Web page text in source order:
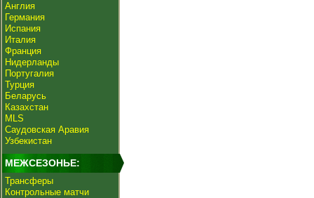
Англия
Германия
Испания
Италия
Франция
Нидерланды
Португалия
Турция
Беларусь
Казахстан
MLS
Саудовская Аравия
Узбекистан
МЕЖСЕЗОНЬЕ:
Трансферы
Контрольные матчи